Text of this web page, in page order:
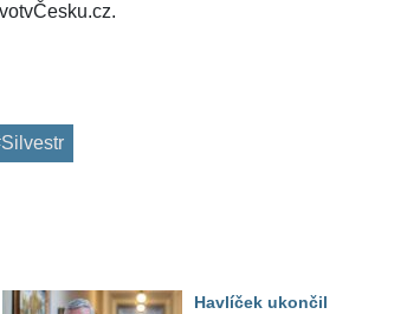
Havlíček ukončil